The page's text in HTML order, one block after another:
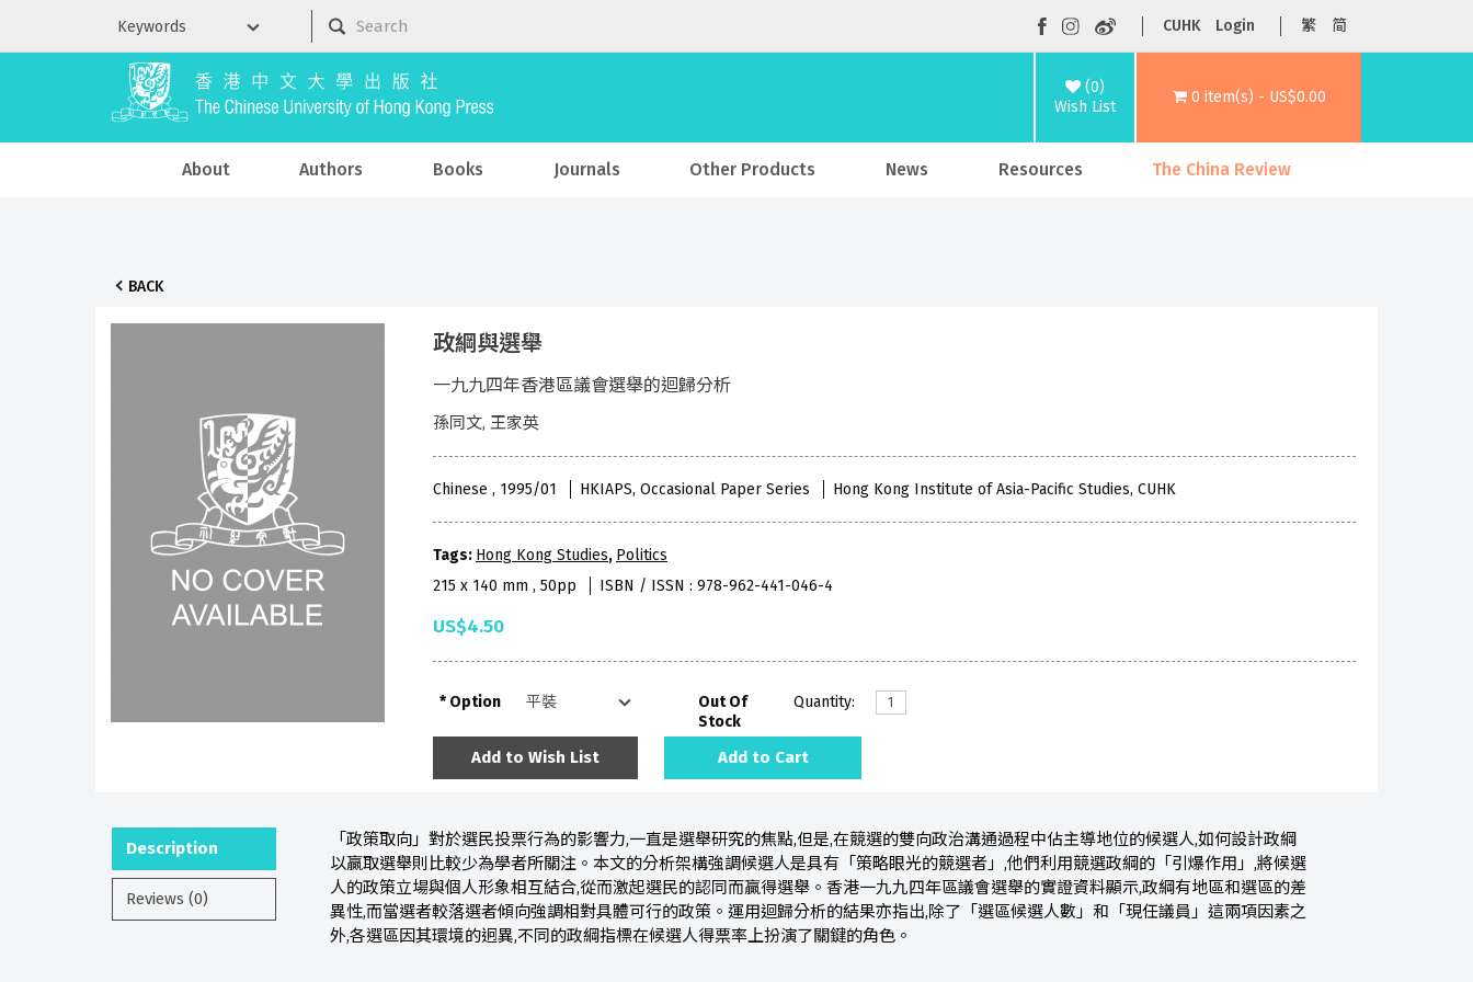
CUHK Login 繁 简
(0)
Wish List
0 item(s) - US$0.00
About Authors Books Journals Other Products News Resources The China Review
BACK
政綱與選舉
一九九四年香港區議會選舉的迴歸分析
孫同文, 王家英
Chinese , 1995/01 HKIAPS, Occasional Paper Series Hong Kong Institute of Asia-Pacific Studies, CUHK
Tags: Hong Kong Studies, Politics
215 x 140 mm , 50pp
ISBN / ISSN : 978-962-441-046-4
US$4.50
Option
Out Of
Stock
Quantity:
Add to Wish List Add to Cart
Description
Reviews (0)
「政策取向」對於選民投票行為的影響力,一直是選舉研究的焦點,但是,在競選的雙向政治溝通過程中佔主導地位的候選人,如何設計政綱
以贏取選舉則比較少為學者所關注。本文的分析架構強調候選人是具有「策略眼光的競選者」,他們利用競選政綱的「引爆作用」,將候選
人的政策立場與個人形象相互結合,從而激起選民的認同而贏得選舉。香港一九九四年區議會選舉的實證資料顯示,政綱有地區和選區的差
異性,而當選者較落選者傾向強調相對具體可行的政策。運用迴歸分析的結果亦指出,除了「選區候選人數」和「現任議員」這兩項因素之
外,各選區因其環境的迥異,不同的政綱指標在候選人得票率上扮演了關鍵的角色。